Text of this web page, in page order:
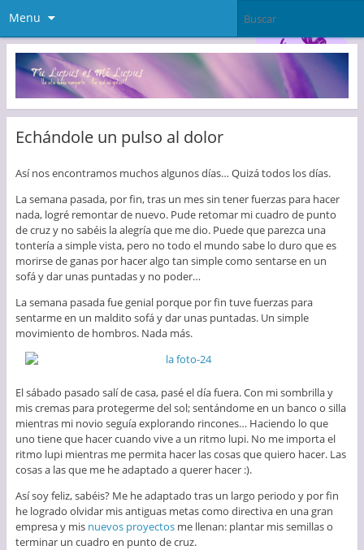
Menu
Echándole un pulso al dolor
Así nos encontramos muchos algunos días… Quizá todos los días.
La semana pasada, por fin, tras un mes sin tener fuerzas para hacer
nada, logré remontar de nuevo. Pude retomar mi cuadro de punto
de cruz y no sabéis la alegría que me dio. Puede que parezca una
tontería a simple vista, pero no todo el mundo sabe lo duro que es
morirse de ganas por hacer algo tan simple como sentarse en un
sofá y dar unas puntadas y no poder…
La semana pasada fue genial porque por fin tuve fuerzas para
sentarme en un maldito sofá y dar unas puntadas. Un simple
movimiento de hombros. Nada más.
El sábado pasado salí de casa, pasé el día fuera. Con mi sombrilla y
mis cremas para protegerme del sol; sentándome en un banco o silla
mientras mi novio seguía explorando rincones… Haciendo lo que
uno tiene que hacer cuando vive a un ritmo lupi. No me importa el
ritmo lupi mientras me permita hacer las cosas que quiero hacer. Las
cosas a las que me he adaptado a querer hacer :).
Así soy feliz, sabéis? Me he adaptado tras un largo periodo y por fin
he logrado olvidar mis antiguas metas como directiva en una gran
empresa y mis nuevos proyectosme llenan: plantar mis semillas o
terminar un cuadro en punto de cruz.